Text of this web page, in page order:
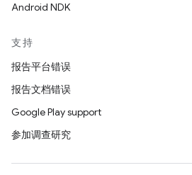
Android NDK
支持
报告平台错误
报告文档错误
Google Play support
参加调查研究